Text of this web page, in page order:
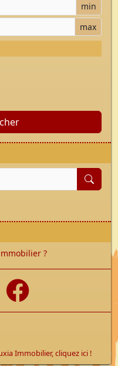
min
max
?
écrire
Immobilier, cliquez ici !